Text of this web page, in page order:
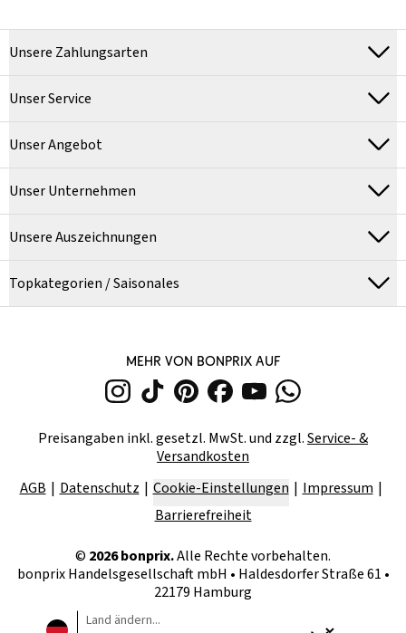
Unsere Zahlungsarten
Unser Service
Unser Angebot
Unser Unternehmen
Unsere Auszeichnungen
Topkategorien / Saisonales
MEHR VON BONPRIX AUF
Preisangaben inkl. gesetzl. MwSt. und zzgl.Service- &
Versandkosten
AGB
Datenschutz Cookie-Einstellungen
Impressum
Barrierefreiheit
© 2026bonprix.Alle Rechte vorbehalten.
bonprix Handelsgesellschaft mbH • Haldesdorfer Straße 61 •
22179 Hamburg
Land ändern...